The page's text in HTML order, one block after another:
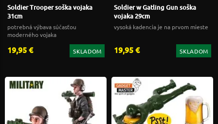
Soldier Trooper soška vojaka
31cm
potrebná výbava súčasťou
moderného vojaka
19,95 € SKLADOM
Soldier w Gatling Gun soška
vojaka 29cm
vysoká kadencia je na prvom mieste
19,95 € SKLADOM